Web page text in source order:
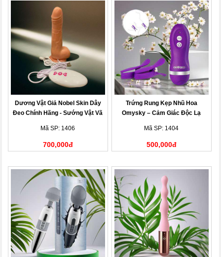
Dương Vật Giả Nobel Skin Dây
Đeo Chính Hãng - Sướng Vật Vã
Mã SP: 1406
700,000đ
Trứng Rung Kẹp Nhũ Hoa
Omysky – Cảm Giác Độc Lạ
Mã SP: 1404
500,000đ